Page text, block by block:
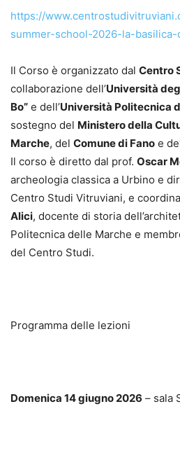
https://
summer-school-2026-la-
Il Corso è organizzato dal Centro
collaborazione dell’Università
Bo” e dell’Università Politecnica
sostegno del Ministero della
Marche, del Comune di Fano e
Il corso è diretto dal prof. Oscar
archeologia classica a Urbino e
Centro Studi Vitruviani, e
Alici, docente di storia
Politecnica delle Marche e
del Centro Studi.
Programma delle lezioni
Domenica 14 giugno 2026 – sala